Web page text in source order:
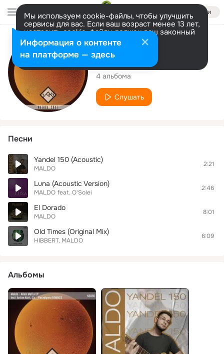
Войти
Мы используем cookie-файлы, чтобы улучшить
сервисы для вас. Если ваш возраст менее 13 лет,
настроить cookie-файлы должен ваш законный
представитель. Больше информации
Разрешить все Настроить
Исполнитель
MALDO
4 альбома
Слушать
Песни
Yandel 150 (Acoustic)
MALDO
2:21
Luna (Acoustic Version)
MALDO feat. O'Solei
2:46
El Dorado
MALDO
8:01
Old Times (Original Mix)
HIBBERT MALDO
6:09
Альбомы
Информация о контенте
на платформе — здесь